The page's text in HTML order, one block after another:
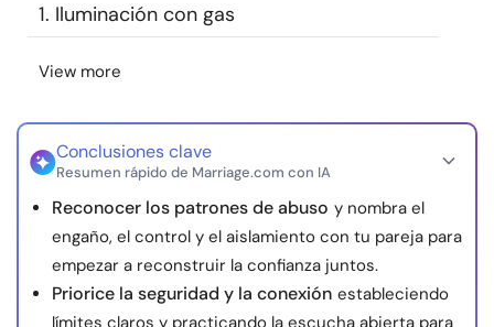
Encuentra un terapeuta
nosotros
© Copyright 2026. Todos los derechos reservados.
1. Iluminación con gas
View more
Conclusiones clave
Resumen rápido de Marriage.com con IA
Reconocer los patrones de abuso y nombra el
engaño, el control y el aislamiento con tu pareja para
empezar a reconstruir la confianza juntos.
Priorice la seguridad y la conexión estableciendo